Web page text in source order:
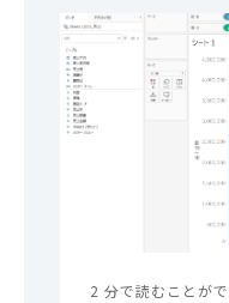
2 分で読むことがで